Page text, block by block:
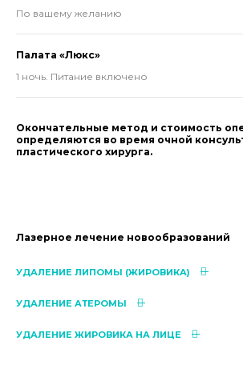
По вашему желанию
Палата «Люкс»
1 ночь. Питание включено
Окончательные метод и стоимость
определяются во время очной
пластического хирурга.
Лазерное лечение новообразований
УДАЛЕНИЕ ЛИПОМЫ (ЖИРОВИКА)
УДАЛЕНИЕ АТЕРОМЫ
УДАЛЕНИЕ ЖИРОВИКА НА ЛИЦЕ